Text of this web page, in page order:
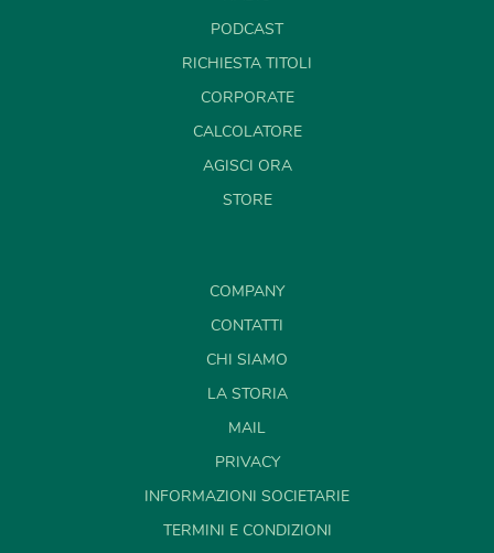
PODCAST
RICHIESTA TITOLI
CORPORATE
CALCOLATORE
AGISCI ORA
STORE
COMPANY
CONTATTI
CHI SIAMO
LA STORIA
MAIL
PRIVACY
INFORMAZIONI SOCIETARIE
TERMINI E CONDIZIONI